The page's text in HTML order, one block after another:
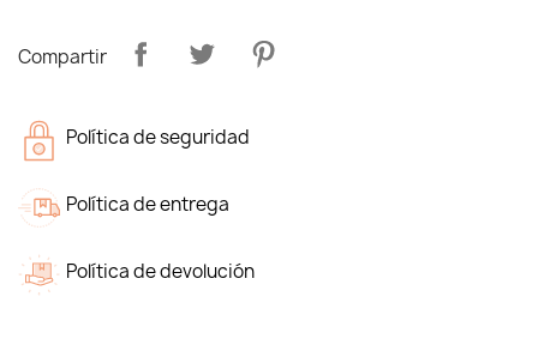
Compartir
Política de seguridad
Política de entrega
Política de devolución